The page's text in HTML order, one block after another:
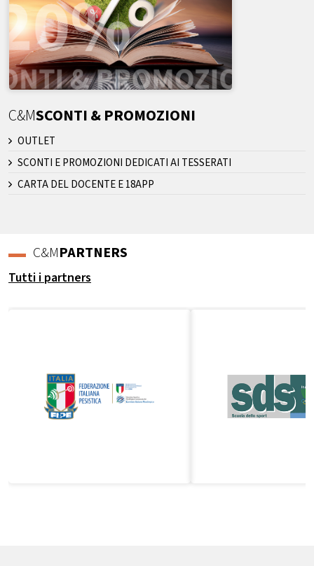
C&MSCONTI & PROMOZIONI
OUTLET
SCONTI E PROMOZIONI DEDICATI AI TESSERATI
CARTA DEL DOCENTE E 18APP
C&MPARTNERS
Tutti i partners